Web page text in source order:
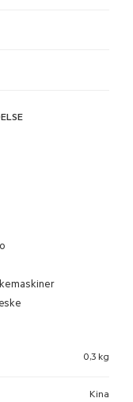
0,3 kg
Kina